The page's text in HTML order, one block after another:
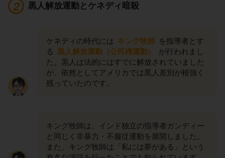
黒人解放運動とケネディ暗殺
ケネディの時代には キング牧師 を指導者とす
る 黒人解放運動（公民権運動）
が行われまし
た。黒人は法的にはすでに解放されていました
が、依然としてアメリカでは黒人差別が根強く
残っていたのです。
キング牧師は、インド独立の指導者ガンディー
と同じく非暴力・不服従運動を展開しました。
また、キング牧師は「私には夢がある」という